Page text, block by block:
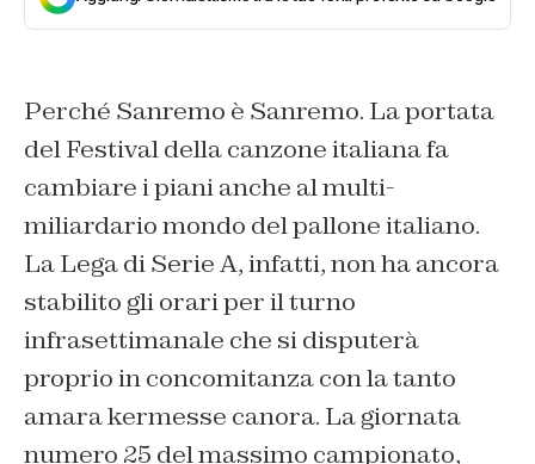
Perché Sanremo è Sanremo. La portata
del Festival della canzone italiana fa
cambiare i piani anche al multi-
miliardario mondo del pallone italiano.
La Lega di Serie A, infatti, non ha ancora
stabilito gli orari per il turno
infrasettimanale che si disputerà
proprio in concomitanza con la tanto
amara kermesse canora. La giornata
numero 25 del massimo campionato,